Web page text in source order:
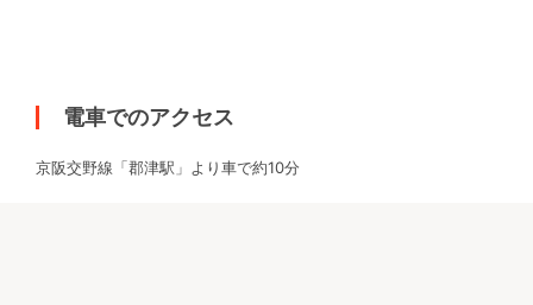
電車でのアクセス
京阪交野線「郡津駅」より車で約10分